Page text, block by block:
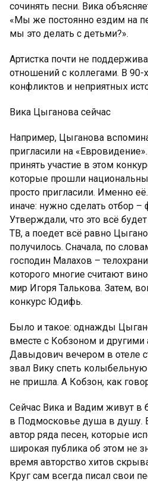
сочинять песни. Вика
«Мы же постоянно ездим на
мы это делать с детьми?».
Артистка почти не
отношений с коллегами. В
конфликтов и неприятных
Вика Цыганова сейчас
Например, Цыганова
пригласили на
принять участие в этом
которые прошли
просто пригласили. Именно
иначе: нужно сделать отбор
Утверждали, что это всё
ТВ, а поедет всё равно
получилось. Сначала, по
господин Малахов –
которого многие считают
мир Игоря Талькова. Затем,
конкурс Юдифь.
Было и такое: однажды
вместе с Кобзоном и другими
Давыдович вечером в отеле
звал Вику спеть
не пришла. А Кобзон, как
Сейчас Вика и Вадим живут
в Подмосковье душа в душу.
автор ряда песен, которые
широкая публика об этом не
время авторство хитов
Круг сам всегда писал свои